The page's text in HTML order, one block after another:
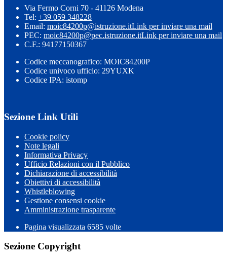
Via Fermo Corni 70 - 41126 Modena
Tel: +39 059 348228
Email: moic84200p@istruzione.itLink per inviare una mail
PEC: moic84200p@pec.istruzione.itLink per inviare una mail
C.F.: 94177150367
Codice meccanografico: MOIC84200P
Codice univoco ufficio: 29YUXK
Codice IPA: istomp
Sezione Link Utili
Cookie policy
Note legali
Informativa Privacy
Ufficio Relazioni con il Pubblico
Dichiarazione di accessibilità
Obiettivi di accessibilità
Whistleblowing
Gestione consensi cookie
Amministrazione trasparente
Pagina visualizzata 6585 volte
Sezione Copyright